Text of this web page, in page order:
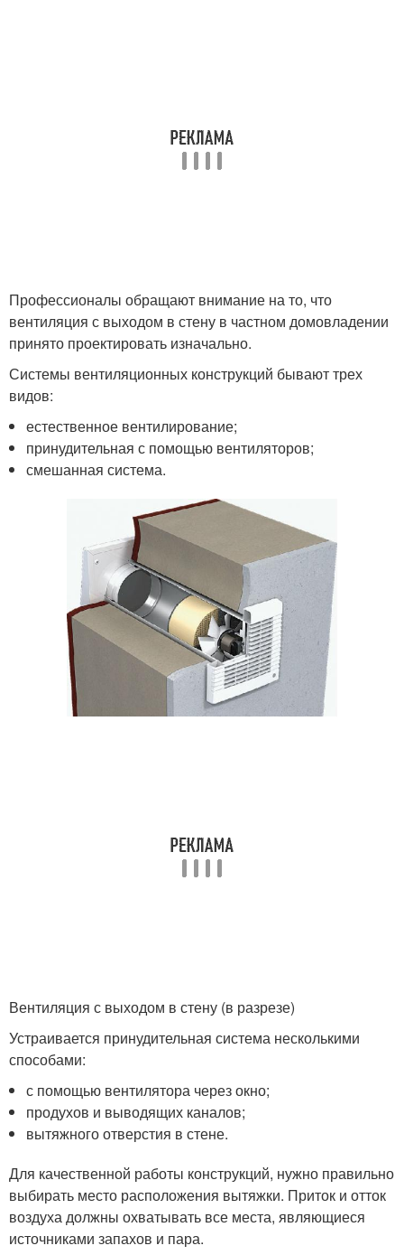
Профессионалы обращают внимание на то, что
вентиляция с выходом в стену в частном домовладении
принято проектировать изначально.
Системы вентиляционных конструкций бывают трех
видов:
естественное вентилирование;
принудительная с помощью вентиляторов;
смешанная система.
Вентиляция с выходом в стену (в разрезе)
Устраивается принудительная система несколькими
способами:
с помощью вентилятора через окно;
продухов и выводящих каналов;
вытяжного отверстия в стене.
Для качественной работы конструкций, нужно правильно
выбирать место расположения вытяжки. Приток и отток
воздуха должны охватывать все места, являющиеся
источниками запахов и пара.